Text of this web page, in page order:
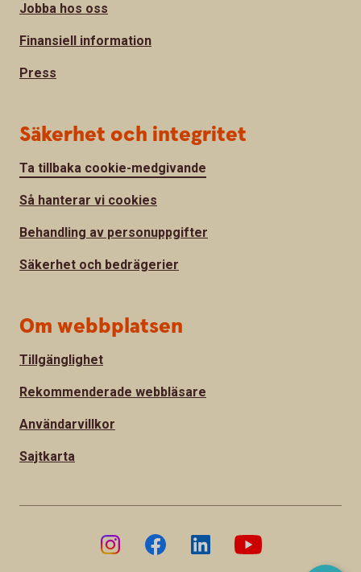
Jobba hos oss
Finansiell information
Press
Säkerhet och integritet
Ta tillbaka cookie-medgivande
Så hanterar vi cookies
Behandling av personuppgifter
Säkerhet och bedrägerier
Om webbplatsen
Tillgänglighet
Rekommenderade webbläsare
Användarvillkor
Sajtkarta